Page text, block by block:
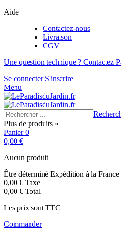
Aide
Contactez-nous
Livraison
CGV
Une question technique ? Contactez
Se connecter S'inscrire
Menu
Plus de produits »
Panier 0
0,00 €
Aucun produit
Être déterminé Expédition à la France
0,00 € Taxe
0,00 € Total
Les prix sont TTC
Commander